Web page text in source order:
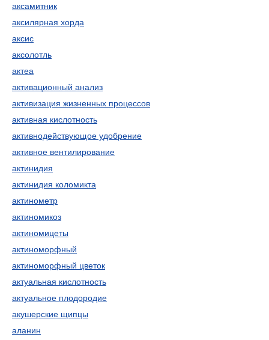
аксамитник
аксилярная хорда
аксис
аксолотль
актеа
активационный анализ
активизация жизненных процессов
активная кислотность
активнодействующое удобрение
активное вентилирование
актинидия
актинидия коломикта
актинометр
актиномикоз
актиномицеты
актиноморфный
актиноморфный цветок
актуальная кислотность
актуальное плодородие
акушерские щипцы
аланин